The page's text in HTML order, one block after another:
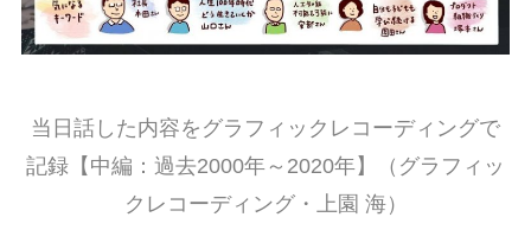
当日話した内容をグラフィックレコーディングで
記録【中編：過去2000年～2020年】（グラフィッ
クレコーディング・上園 海）